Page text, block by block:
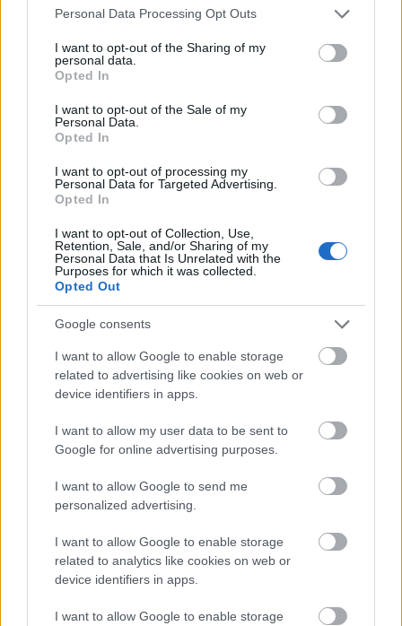
Please note that this website/app uses one or more Google
not limited to your visit or usage behaviour. You may click to
grant or deny consent to Google and its third-party tags to
use your data for below specified purposes in below Google
consent section.
Personal Data Processing Opt Outs
I want to opt-out of the Sharing of my
personal data.
Opted In
I want to opt-out of the Sale of my
Personal Data.
Opted In
I want to opt-out of processing my
Personal Data for Targeted Advertising.
Opted In
I want to opt-out of Collection, Use,
Retention, Sale, and/or Sharing of my
Personal Data that Is Unrelated with the
Purposes for which it was collected.
Opted Out
Google consents
I want to allow Google to enable storage
related to advertising like cookies on web or
device identifiers in apps.
I want to allow my user data to be sent to
Google for online advertising purposes.
I want to allow Google to send me
personalized advertising.
I want to allow Google to enable storage
related to analytics like cookies on web or
device identifiers in apps.
I want to allow Google to enable storage
figyelmeztetés
MAGYAR ÉPÍTŐK
Hódmezővásárhely iskolaépítés FERROÉP Zrt. oktatási beruházás
Másfélszeresére bővítik Hódmezővásárhely jó hírű
református iskoláját
A Szőnyi Benjámin Általános Iskola fejlesztését a FERROÉP
Látványos építési szakasz indult be a
Flórián téri felüljárón